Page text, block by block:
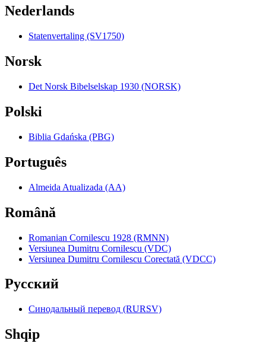
Nederlands
Statenvertaling (SV1750)
Norsk
Det Norsk Bibelselskap 1930 (NORSK)
Polski
Biblia Gdańska (PBG)
Português
Almeida Atualizada (AA)
Română
Romanian Cornilescu 1928 (RMNN)
Versiunea Dumitru Cornilescu (VDC)
Versiunea Dumitru Cornilescu Corectată (VDCC)
Pyccкий
Синодальный перевод (RURSV)
Shqip